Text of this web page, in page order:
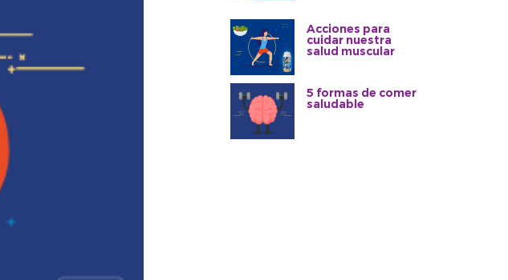
Acciones para
cuidar nuestra
salud muscular
5 formas de comer
saludable